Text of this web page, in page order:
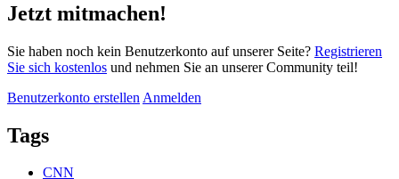
Jetzt mitmachen!
Sie haben noch kein Benutzerkonto auf unserer Seite? Registrieren
Sie sich kostenlos und nehmen Sie an unserer Community teil!
Benutzerkonto erstellen Anmelden
Tags
CNN